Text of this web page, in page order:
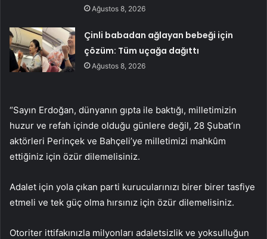
Ağustos 8, 2026
Çinli babadan ağlayan bebeği için
çözüm: Tüm uçağa dağıttı
Ağustos 8, 2026
“Sayın Erdoğan, dünyanın gıpta ile baktığı, milletimizin
huzur ve refah içinde olduğu günlere değil, 28 Şubat’ın
aktörleri Perinçek ve Bahçeli’ye milletimizi mahkûm
ettiğiniz için özür dilemelisiniz.
Adalet için yola çıkan parti kurucularınızı birer birer tasfiye
etmeli ve tek güç olma hırsınız için özür dilemelisiniz.
Otoriter ittifakınızla milyonları adaletsizlik ve yoksulluğun